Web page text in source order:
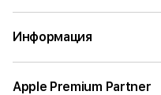
Информация
Apple Premium Partner